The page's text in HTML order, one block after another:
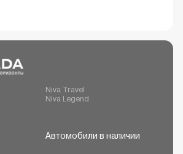
Niva Travel
Niva Legend
Автомобили в наличии